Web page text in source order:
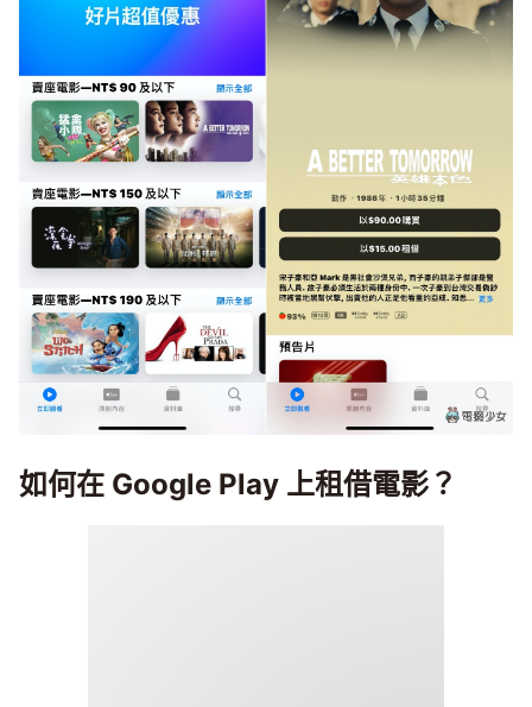
如何在 Google Play 上租借電影？